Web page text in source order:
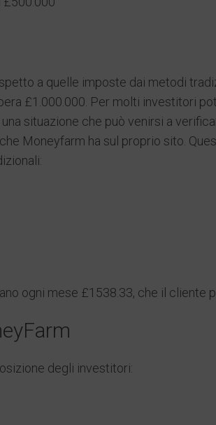
a quelle imposte dai metodi
£1.000.000. Per molti investitori
situazione che può venirsi a
Moneyfarm ha sul proprio sito.
ogni mese £1538.33, che il cliente
degli investitori: